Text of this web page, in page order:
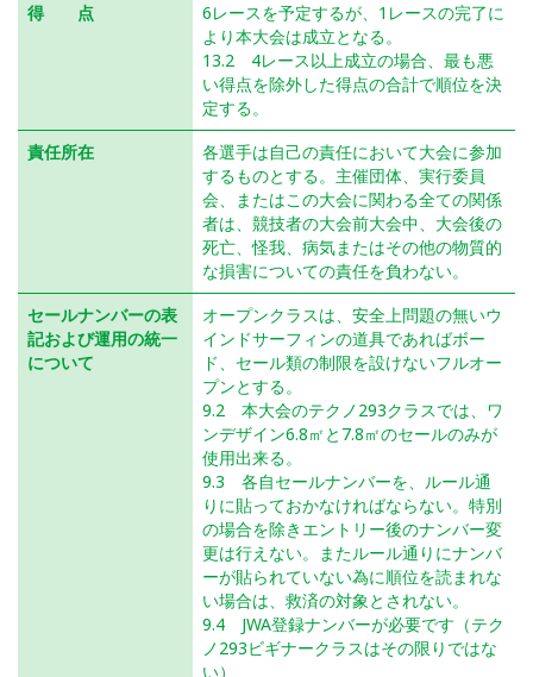
得 点
6レースを予定するが、1レースの完了に
より本大会は成立となる。
13.2 4レース以上成立の場合、最も悪
い得点を除外した得点の合計で順位を決
定する。
責任所在
各選手は自己の責任において大会に参加
するものとする。主催団体、実行委員
会、またはこの大会に関わる全ての関係
者は、競技者の大会前大会中、大会後の
死亡、怪我、病気またはその他の物質的
な損害についての責任を負わない。
セールナンバーの表
記および運用の統一
について
オープンクラスは、安全上問題の無いウ
インドサーフィンの道具であればボー
ド、セール類の制限を設けないフルオー
プンとする。
9.2 本大会のテクノ293クラスでは、ワ
ンデザイン6.8㎡と7.8㎡のセールのみが
使用出来る。
9.3 各自セールナンバーを、ルール通
りに貼っておかなければならない。特別
の場合を除きエントリー後のナンバー変
更は行えない。またルール通りにナンバ
ーが貼られていない為に順位を読まれな
い場合は、救済の対象とされない。
9.4 JWA登録ナンバーが必要です（テク
ノ293ビギナークラスはその限りではな
い）